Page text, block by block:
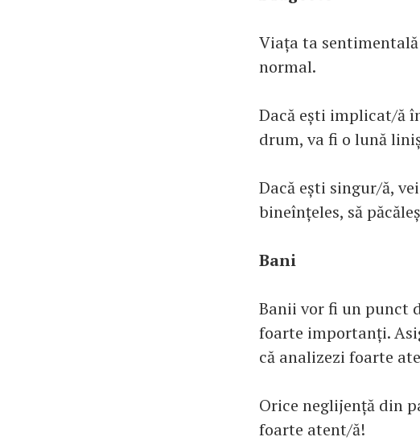
Viața ta
normal.
Dacă ești implicat/ă
drum, va fi o lună
Dacă ești singur/ă,
bineînțeles, să
Bani
Banii vor fi un punct
foarte importanți.
că analizezi foarte
Orice neglijență din
foarte atent/ă!